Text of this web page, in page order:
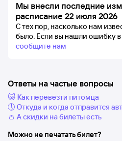
Мы внесли последние
расписание 22 июля 2026
С тех пор, насколько нам
было. Если вы нашли ошибку
сообщите нам
Ответы на частые вопросы
🐱 Как перевезти питомца
🕔 Откуда и когда отправится
👛 А скидки на билеты есть
Можно не печатать билет?